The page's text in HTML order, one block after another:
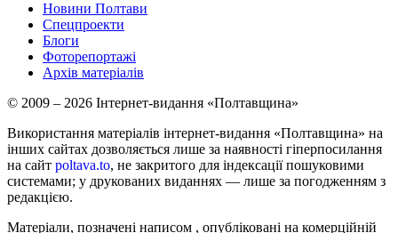
Новини Полтави
Спецпроекти
Блоги
Фоторепортажі
Архів матеріалів
© 2009 – 2026 Інтернет-видання «Полтавщина»
Використання матеріалів інтернет-видання «Полтавщина» на
інших сайтах дозволяється лише за наявності гіперпосилання
на сайт poltava.to, не закритого для індексації пошуковими
системами; у друкованих виданнях — лише за погодженням з
редакцією.
Матеріали, позначені написом , опубліковані на комерційній